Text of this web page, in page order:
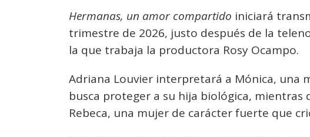
Hermanas, un amor compartido iniciará
trimestre de 2026, justo después de la
la que trabaja la productora Rosy Ocampo.
Adriana Louvier interpretará a Mónica, una
busca proteger a su hija biológica, mientras
Rebeca, una mujer de carácter fuerte que